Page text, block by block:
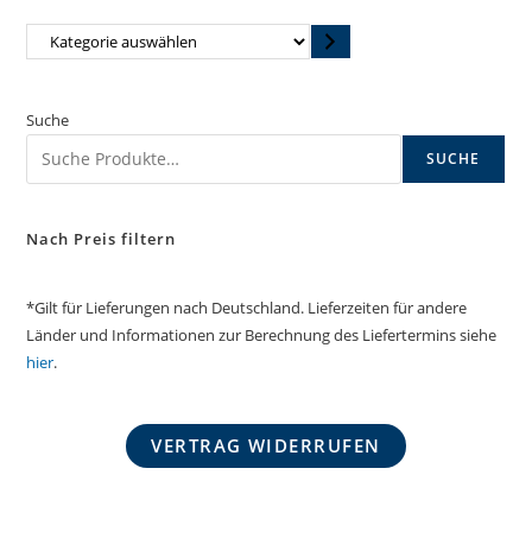
Kategorie
Suche
SUCHE
Nach Preis filtern
*Gilt für Lieferungen nach Deutschland. Lieferzeiten für andere
Länder und Informationen zur Berechnung des Liefertermins siehe
hier.
VERTRAG WIDERRUFEN